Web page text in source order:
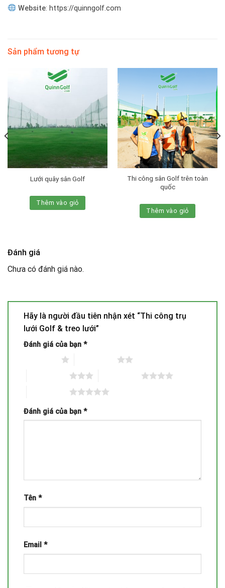
Website: https://quinngolf.com
Sản phẩm tương tự
Lưới quây sân Golf
Thêm vào giỏ
Thi công sân Golf trên toàn
quốc
Thêm vào giỏ
Đánh giá
Chưa có đánh giá nào.
Hãy là người đầu tiên nhận xét “Thi công trụ
lưới Golf & treo lưới”
Đánh giá của bạn *
Đánh giá của bạn *
Tên *
Email *